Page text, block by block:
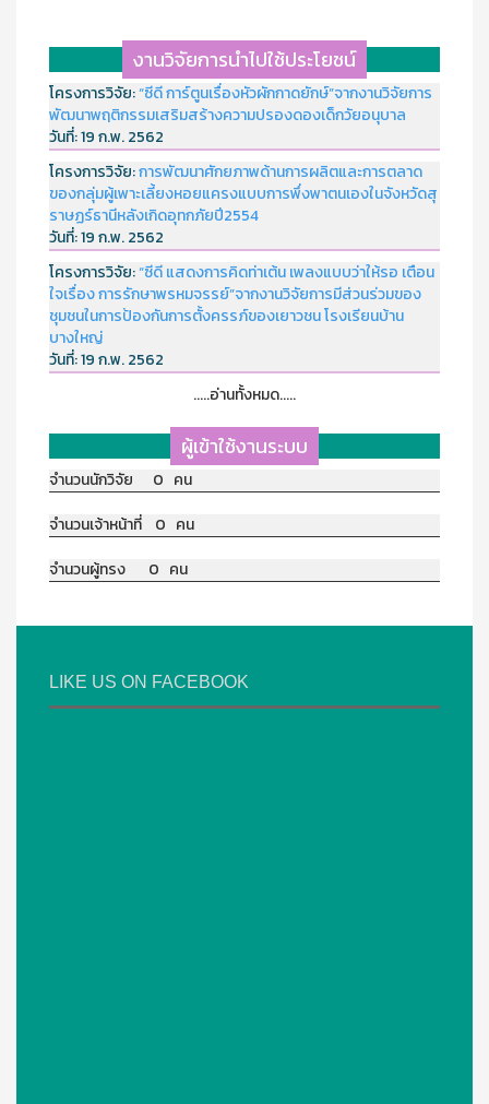
งานวิจัยการนำไปใช้ประโยชน์
โครงการวิจัย:“ซีดี การ์ตูนเรื่องหัวผักกาดยักษ์”จากงานวิจัยการ
พัฒนาพฤติกรรมเสริมสร้างความปรองดองเด็กวัยอนุบาล
วันที่:19 ก.พ. 2562
โครงการวิจัย:การพัฒนาศักยภาพด้านการผลิตและการตลาด
ของกลุ่มผู้เพาะเลี้ยงหอยแครงแบบการพึ่งพาตนเองในจังหวัดสุ
ราษฏร์ธานีหลังเกิดอุทกภัยปี2554
วันที่:19 ก.พ. 2562
โครงการวิจัย:“ซีดี แสดงการคิดท่าเต้น เพลงแบบว่าให้รอ เตือน
ใจเรื่อง การรักษาพรหมจรรย์”จากงานวิจัยการมีส่วนร่วมของ
ชุมชนในการป้องกันการตั้งครรภ์ของเยาวชน โรงเรียนบ้าน
บางใหญ่
วันที่:19 ก.พ. 2562
.....อ่านทั้งหมด.....
ผู้เข้าใช้งานระบบ
จำนวนนักวิจัย 0 คน
จำนวนเจ้าหน้าที่ 0 คน
จำนวนผู้ทรง 0 คน
LIKE US ON FACEBOOK